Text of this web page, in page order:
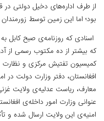
از طرف اداره‌های دخیل دولتی در
بود؛ اما این زمین توسط
اسنادی که روزنامه‌ی صبح کابل
که بیشتر از ده مکتوب رسمی از
کمیسیون تفتیش مرکزی و نظارت
افغانستان، دفتر وزارت دولت در
معارف، ریاست عدلیه‌ی ولایت
عنوانی وزارت امور داخله‌ی
امنیه‌ی این ولایت ارسال شده و